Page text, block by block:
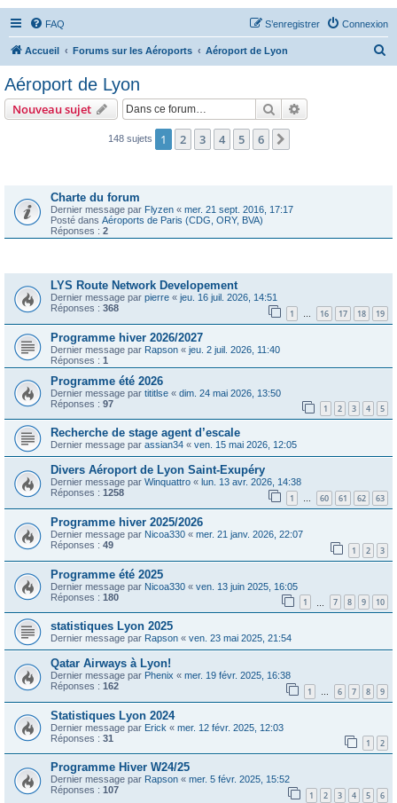
FAQ Connexion
S’enregistrer
Accueil Forums sur les Aéroports Aéroport de Lyon
r
Aéroport de Lyon
Nouveau sujet Rechercher
148 sujets 1 2 3 4 5 6
Charte du forum
Dernier message par Flyzen « mer. 21 sept. 2016, 17:17
Posté dans Aéroports de Paris (CDG, ORY, BVA)
Réponses : 2
LYS Route Network Developement
Dernier message par pierre « jeu. 16 juil. 2026, 14:51
Réponses : 368 1 … 16 17 18 19
Programme hiver 2026/2027
Dernier message par Rapson « jeu. 2 juil. 2026, 11:40
Réponses : 1
Programme été 2026
Dernier message par tititlse « dim. 24 mai 2026, 13:50
Réponses : 97 1 2 3 4 5
Recherche de stage agent d’escale
Dernier message par assian34 « ven. 15 mai 2026, 12:05
Divers Aéroport de Lyon Saint-Exupéry
Dernier message par Winquattro « lun. 13 avr. 2026, 14:38
Réponses : 1258 1 … 60 61 62 63
Programme hiver 2025/2026
Dernier message par Nicoa330 « mer. 21 janv. 2026, 22:07
Réponses : 49 1 2 3
Programme été 2025
Dernier message par Nicoa330 « ven. 13 juin 2025, 16:05
Réponses : 180 1 7 8 9 10
statistiques Lyon 2025
Dernier message par Rapson « ven. 23 mai 2025, 21:54
Qatar Airways à Lyon!
Dernier message par Phenix « mer. 19 févr. 2025, 16:38
Réponses : 162 1 … 6 7 8 9
Statistiques Lyon 2024
Dernier message par Erick « mer. 12 févr. 2025, 12:03
Réponses : 31 1 2
Programme Hiver W24/25
Dernier message par Rapson « mer. 5 févr. 2025, 15:52
Réponses : 107 1 2 3 4 5 6